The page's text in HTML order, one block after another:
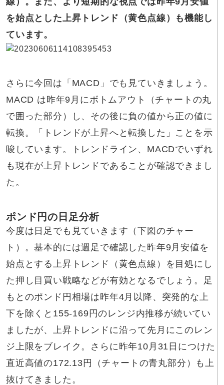
を始点とした上昇トレンド（黄色点線）も機能し
ています。
さらに今回は「MACD」でも見ていきましょう。
MACD は昨年9月にボトムアウト（チャートの丸
で囲った部分）し、その後に負の値から正の値に
転換。「トレンドが上昇へと転換した」ことを示
唆しています。トレンドライン、MACDでいずれ
も現在が上昇トレンドであることが確認できまし
た。
ポンド円の日足分析
今度は日足でも見ていきます（下図のチャー
ト）。基本的には週足で確認した昨年9月安値を
始点とする上昇トレンド（黄色点線）を目処にし
た押し目買い戦略などが有効となるでしょう。足
もとのポンド円相場は昨年4月以降、突発的な上
下を除くと155-169円のレンジ内推移が続いてい
ましたが、上昇トレンドに沿って先月にこのレン
ジ上限をブレイク。さらに昨年10月31日につけた
直近高値の172.13円（チャートの青丸部分）も上
抜けてきました。